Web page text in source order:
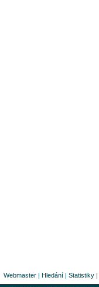
Webmaster | Hledání | Statistiky |